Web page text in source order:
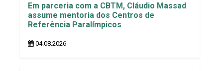
Em parceria com a CBTM, Cláudio Massad
assume mentoria dos Centros de
Referência Paralímpicos
04.08.2026